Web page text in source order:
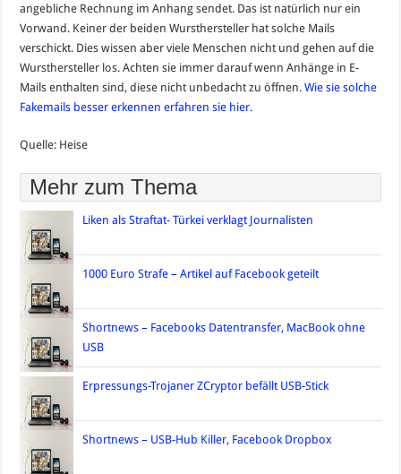
angebliche Rechnung im Anhang sendet. Das ist natürlich nur ein
Vorwand. Keiner der beiden Wursthersteller hat solche Mails
verschickt. Dies wissen aber viele Menschen nicht und gehen auf die
Wursthersteller los. Achten sie immer darauf wenn Anhänge in E-
Mails enthalten sind, diese nicht unbedacht zu öffnen.Wie sie solche
Fakemails besser erkennen erfahren sie hier.
Quelle: Heise
Mehr zum Thema
Liken als Straftat- Türkei verklagt Journalisten
1000 Euro Strafe – Artikel auf Facebook geteilt
Shortnews – Facebooks Datentransfer, MacBook ohne
USB
Erpressungs-Trojaner ZCryptor befällt USB-Stick
Shortnews – USB-Hub Killer, Facebook Dropbox